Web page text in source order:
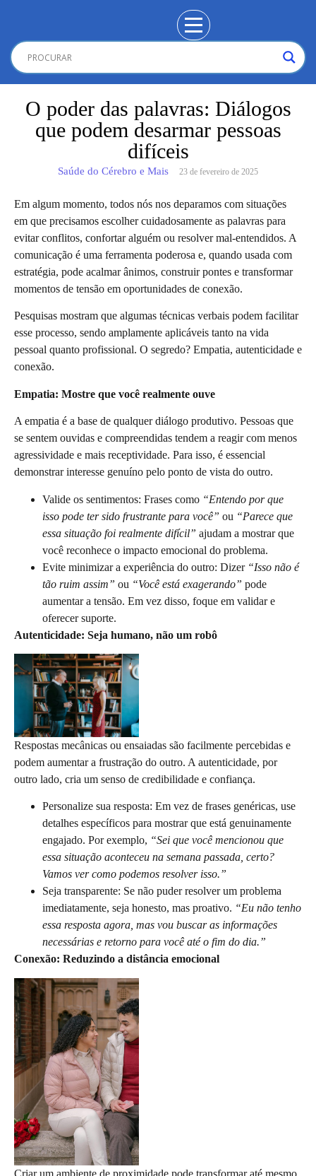
O poder das palavras: Diálogos
que podem desarmar pessoas
difíceis
Saúde do Cérebro e Mais 23 de fevereiro de 2025
Em algum momento, todos nós nos deparamos com situações
em que precisamos escolher cuidadosamente as palavras para
evitar conflitos, confortar alguém ou resolver mal-entendidos. A
comunicação é uma ferramenta poderosa e, quando usada com
estratégia, pode acalmar ânimos, construir pontes e transformar
momentos de tensão em oportunidades de conexão.
Pesquisas mostram que algumas técnicas verbais podem facilitar
esse processo, sendo amplamente aplicáveis tanto na vida
pessoal quanto profissional. O segredo? Empatia, autenticidade e
conexão.
Empatia: Mostre que você realmente ouve
A empatia é a base de qualquer diálogo produtivo. Pessoas que
se sentem ouvidas e compreendidas tendem a reagir com menos
agressividade e mais receptividade. Para isso, é essencial
demonstrar interesse genuíno pelo ponto de vista do outro.
Valide os sentimentos: Frases como “Entendo por que
isso pode ter sido frustrante para você” ou “Parece que
essa situação foi realmente difícil” ajudam a mostrar que
você reconhece o impacto emocional do problema.
Evite minimizar a experiência do outro: Dizer “Isso não é
tão ruim assim” ou “Você está exagerando” pode
aumentar a tensão. Em vez disso, foque em validar e
oferecer suporte.
Autenticidade: Seja humano, não um robô
Respostas mecânicas ou ensaiadas são facilmente percebidas e
podem aumentar a frustração do outro. A autenticidade, por
outro lado, cria um senso de credibilidade e confiança.
Personalize sua resposta: Em vez de frases genéricas, use
detalhes específicos para mostrar que está genuinamente
engajado. Por exemplo, “Sei que você mencionou que
essa situação aconteceu na semana passada, certo?
Vamos ver como podemos resolver isso.”
Seja transparente: Se não puder resolver um problema
imediatamente, seja honesto, mas proativo. “Eu não tenho
essa resposta agora, mas vou buscar as informações
necessárias e retorno para você até o fim do dia.”
Conexão: Reduzindo a distância emocional
Criar um ambiente de proximidade pode transformar até mesmo